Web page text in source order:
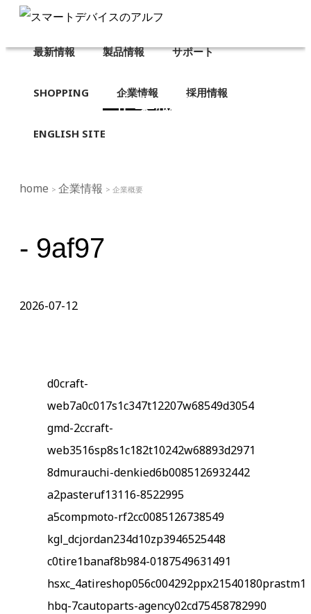
最新情報 製品情報 サポート
SHOPPING 企業情報 採用情報
ENGLISH SITE
企業概要
home > 企業情報 > 企業概要
- 9af97
2026-07-12
d0craft-
web7a0c017s1c347t12207w68549d3054
gmd-2ccraft-
web3516sp8s1c182t10242w68893d2971
8dmurauchi-denkied6b0085126932442
a2pasteruf13116-8522995
a5compmoto-rf2cc0085126738549
kgl_dcjordan234d10zp3946525448
c0tire1banaf8b984-0187549631491
hbq-7cautoparts-agency02cd75458782990